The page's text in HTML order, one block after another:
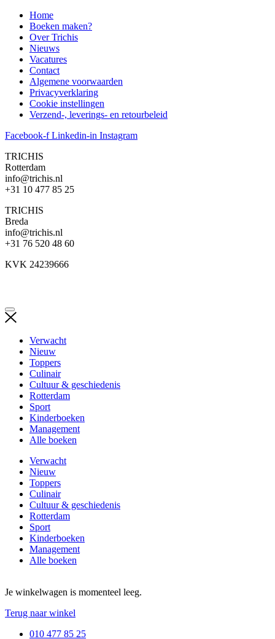
Home
Boeken maken?
Over Trichis
Nieuws
Vacatures
Contact
Algemene voorwaarden
Privacyverklaring
Cookie instellingen
Verzend-, leverings- en retourbeleid
Facebook-f Linkedin-in Instagram
TRICHIS
Rotterdam
info@trichis.nl
+31 10 477 85 25
TRICHIS
Breda
info@trichis.nl
+31 76 520 48 60
KVK 24239666
Verwacht
Nieuw
Toppers
Culinair
Cultuur & geschiedenis
Rotterdam
Sport
Kinderboeken
Management
Alle boeken
Verwacht
Nieuw
Toppers
Culinair
Cultuur & geschiedenis
Rotterdam
Sport
Kinderboeken
Management
Alle boeken
Je winkelwagen is momenteel leeg.
Terug naar winkel
010 477 85 25